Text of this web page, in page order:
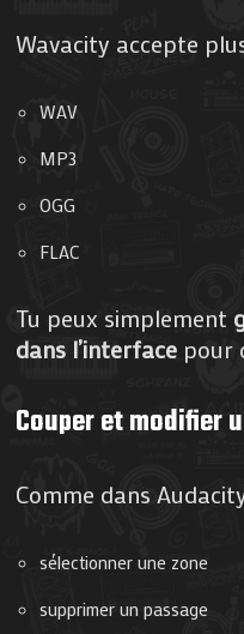
Wavacity accepte
WAV
MP3
OGG
FLAC
Tu peux simplement
dans l’interface pour
Couper et modifier
Comme dans
sélectionner une zone
supprimer un passage